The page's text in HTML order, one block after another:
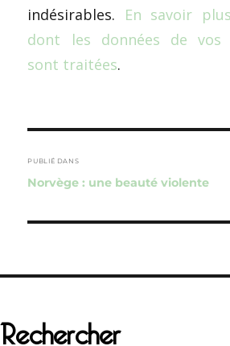
indésirables. En savoir
dont les données de vos
sont traitées.
de
l’article
PUBLIÉ DANS
Norvège : une beauté violente
Rechercher